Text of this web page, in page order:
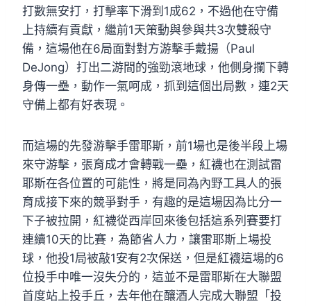
打數無安打，打擊率下滑到1成62，不過他在守備
上持續有貢獻，繼前1天策動與參與共3次雙殺守
備，這場他在6局面對對方游擊手戴揚（Paul
DeJong）打出二游間的強勁滾地球，他側身攔下轉
身傳一壘，動作一氣呵成，抓到這個出局數，連2天
守備上都有好表現。
而這場的先發游擊手雷耶斯，前1場也是後半段上場
來守游擊，張育成才會轉戰一壘，紅襪也在測試雷
耶斯在各位置的可能性，將是同為內野工具人的張
育成接下來的競爭對手，有趣的是這場因為比分一
下子被拉開，紅襪從西岸回來後包括這系列賽要打
連續10天的比賽，為節省人力，讓雷耶斯上場投
球，他投1局被敲1安有2次保送，但是紅襪這場的6
位投手中唯一沒失分的，這並不是雷耶斯在大聯盟
首度站上投手丘，去年他在釀酒人完成大聯盟「投